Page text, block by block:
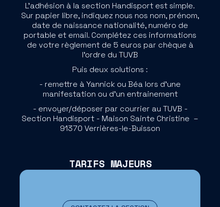
L'adhésion à la section Handisport est simple.
Sur papier libre, indiquez nous nos nom, prénom,
date de naissance nationalité, numéro de
portable et email. Complétez ces informations
de votre règlement de 5 euros par chèque à
l'ordre du TUVB
Puis deux solutions :
- remettre à Yannick ou Béa lors d'une
manifestation ou d'un entrainement
- envoyer/déposer par courrier au TUVB -
Section Handisport - Maison Sainte Christine –
91370 Verrières-le-Buisson
TARIFS MAJEURS